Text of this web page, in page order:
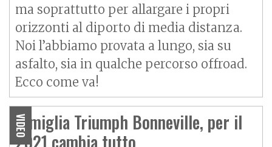
ma soprattutto per allargare i propri
orizzonti al diporto di media distanza.
Noi l’abbiamo provata a lungo, sia su
asfalto, sia in qualche percorso offroad.
Ecco come va!
VIDEO
Famiglia Triumph Bonneville, per il
2021 cambia tutto